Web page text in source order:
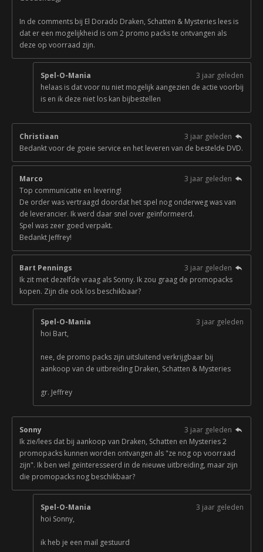
In de comments bij El Dorado Draken, Schatten & Mysteries lees is
dat er een mogelijkheid is om 2 promo packs te ontvangen als
deze op voorraad zijn.
Spel-O-Mania
3 jaar geleden
helaas is dat voor nu niet mogelijk aangezien de actie voorbij
is en ik deze niet los kan bijbestellen
Christiaan
3 jaar geleden
Bedankt voor de goeie service en het leveren van de bestelde DVD.
Marco
3 jaar geleden
Top communicatie en levering!
De order was vertraagd doordat het spel nog onderweg was van
de leverancier. Ik werd daar snel over geïnformeerd.
Spel was zeer goed verpakt.
Bedankt Jeffrey!
Bart Pennings
3 jaar geleden
Ik zit met dezelfde vraag als Sonny. Ik zou graag de promopacks
kopen. Zijn die ook los beschikbaar?
Spel-O-Mania
3 jaar geleden
hoi Bart,
nee, de promo packs zijn uitsluitend verkrijgbaar bij
aankoop van de uitbreiding Draken, Schatten & Mysteries
gr. Jeffrey
Sonny
3 jaar geleden
Ik zie/lees dat bij aankoop van Draken, Schatten en Mysteries 2
promopacks kunnen worden ontvangen als "ze nog op voorraad
zijn". Ik ben wel geïnteresseerd in de nieuwe uitbreiding, maar zijn
die promopacks nog beschikbaar?
Spel-O-Mania
3 jaar geleden
hoi Sonny,
ik heb je een mail gestuurd